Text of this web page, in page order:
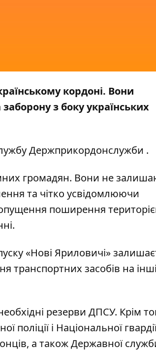
кордоні. Вони
з боку українських
Держприкордонслужби .
громадян. Вони не
та чітко усвідомлюючи
поширення
«Нові Яриловичі»
транспортних засобів на інші
резерви ДПСУ. Крім
поліції і Національної
а також Державної